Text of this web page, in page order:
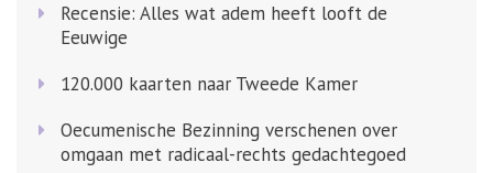
Recensie: Alles wat adem heeft looft de
Eeuwige
120.000 kaarten naar Tweede Kamer
Oecumenische Bezinning verschenen over
omgaan met radicaal-rechts gedachtegoed